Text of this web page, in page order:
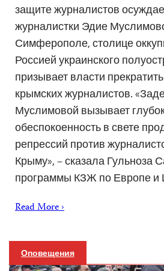
защите журналистов
журналистки Эдие
Симферополе, столице
Россией украинского
призывает власти
крымских журналистов.
Муслимовой вызывает
обеспокоенность в свете
репрессий против
Крыму», – сказала Гульноза
программы КЗЖ по Европе и
Read More ›
Оповещения